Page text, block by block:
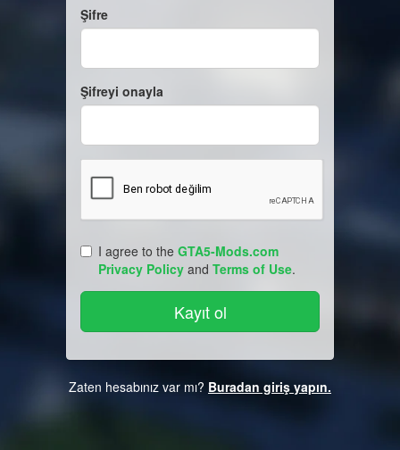
Şifre
Şifreyi onayla
I agree to the GTA5-Mods.com
Privacy Policy and Terms of Use.
Zaten hesabınız var mı? Buradan giriş yapın.